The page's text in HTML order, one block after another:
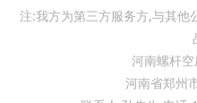
注:我方为第三方服务方,与其他
河南螺杆
河南省郑州